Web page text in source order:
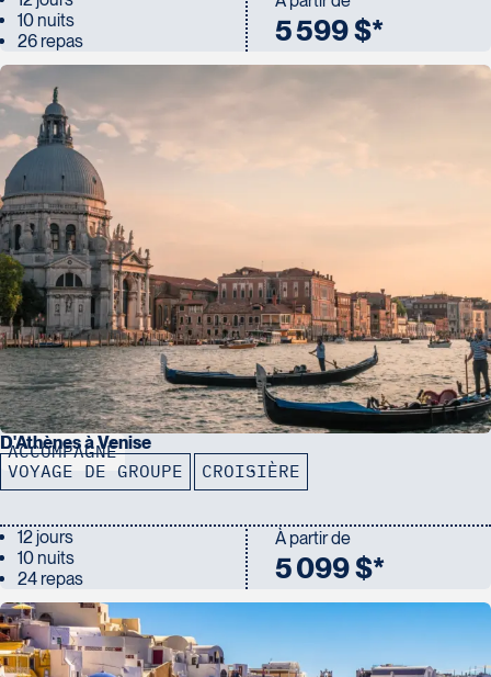
10 nuits
26 repas
5 599 $*
ACCOMPAGNÉ
D'Athènes à Venise
VOYAGE DE GROUPE CROISIÈRE
12 jours
10 nuits
24 repas
À partir de
5 099 $*